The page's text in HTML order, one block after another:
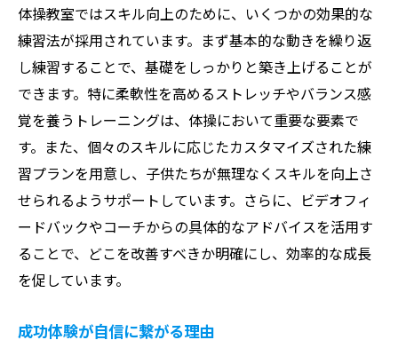
体操教室ではスキル向上のために、いくつかの効果的な
練習法が採用されています。まず基本的な動きを繰り返
し練習することで、基礎をしっかりと築き上げることが
できます。特に柔軟性を高めるストレッチやバランス感
覚を養うトレーニングは、体操において重要な要素で
す。また、個々のスキルに応じたカスタマイズされた練
習プランを用意し、子供たちが無理なくスキルを向上さ
せられるようサポートしています。さらに、ビデオフィ
ードバックやコーチからの具体的なアドバイスを活用す
ることで、どこを改善すべきか明確にし、効率的な成長
を促しています。
成功体験が自信に繋がる理由